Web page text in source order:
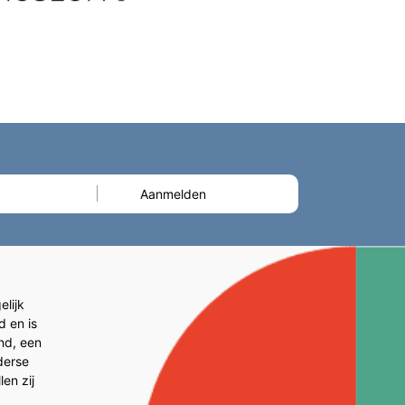
en is
een
zij